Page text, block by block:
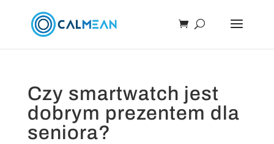
Czy smartwatch jest
dobrym prezentem dla
seniora?